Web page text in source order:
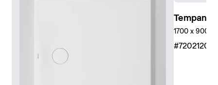
acustico, nonché la più severa norma svizzera SIA 181
pavimento). Ciò è stato verificato e certificato dal
Fraunhofer Institut.
Tempano
1700 x 900